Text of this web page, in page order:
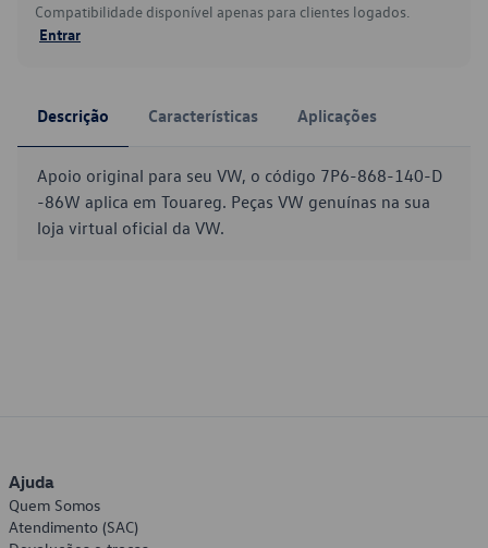
Compatibilidade disponível apenas para clientes logados.
Entrar
Descrição Características Aplicações
Apoio original para seu VW, o código 7P6-868-140-D
-86W aplica em Touareg. Peças VW genuínas na sua
loja virtual oficial da VW.
Ajuda
Quem Somos
Atendimento (SAC)